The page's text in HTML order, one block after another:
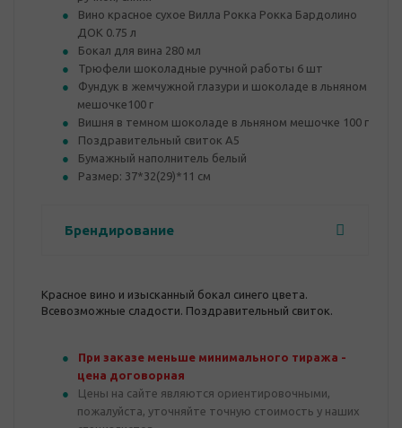
Вино красное сухое Вилла Рокка Рокка Бардолино
ДОК 0.75 л
Бокал для вина 280 мл
Трюфели шоколадные ручной работы 6 шт
Фундук в жемчужной глазури и шоколаде в льняном
мешочке100 г
Вишня в темном шоколаде в льняном мешочке 100 г
Поздравительный свиток А5
Бумажный наполнитель белый
​​Размер: 37*32(29)*11 см
Брендирование
Красное вино и изысканный бокал синего цвета.
Всевозможные сладости. Поздравительный свиток.
При заказе меньше минимального тиража -
цена договорная
Цены на сайте являются ориентировочными,
пожалуйста, уточняйте точную стоимость у наших